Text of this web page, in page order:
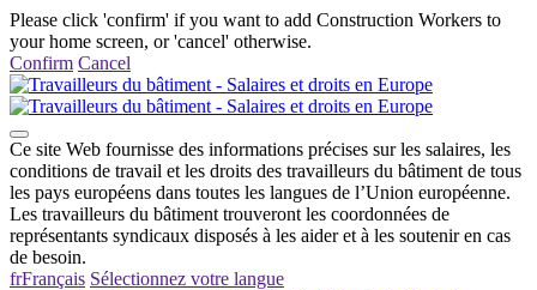
Please click 'confirm' if you want to add Construction Workers to
your home screen, or 'cancel' otherwise.
Confirm Cancel
Ce site Web fournisse des informations précises sur les salaires, les
conditions de travail et les droits des travailleurs du bâtiment de tous
les pays européens dans toutes les langues de l’Union européenne.
Les travailleurs du bâtiment trouveront les coordonnées de
représentants syndicaux disposés à les aider et à les soutenir en cas
de besoin.
frFrançais Sélectionnez votre langue